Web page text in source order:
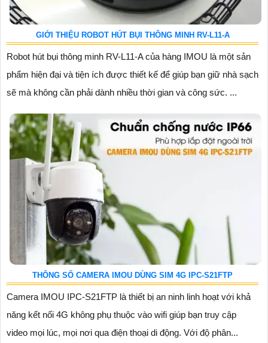
GIỚI THIỆU ROBOT HÚT BỤI THÔNG MINH RV-L11-A
Robot hút bụi thông minh RV-L11-A của hàng IMOU là một sản
phẩm hiện đại và tiện ích được thiết kế để giúp bạn giữ nhà sạch
sẽ mà không cần phải dành nhiều thời gian và công sức. ...
THÔNG SỐ CAMERA IMOU DÙNG SIM 4G IPC-S21FTP
Camera IMOU IPC-S21FTP là thiết bị an ninh linh hoạt với khả
năng kết nối 4G không phụ thuộc vào wifi giúp bạn truy cập
video mọi lúc, mọi nơi qua điện thoại di động. Với độ phân...